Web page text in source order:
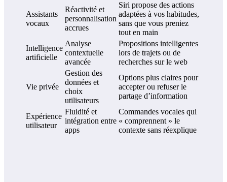
Assistants
vocaux
Réactivité et
personnalisation
accrues
Siri propose des actions
adaptées à vos habitudes,
sans que vous preniez
tout en main
Intelligence
artificielle
Analyse
contextuelle
avancée
Propositions intelligentes
lors de trajets ou de
recherches sur le web
Vie privée
Gestion des
données et
choix
utilisateurs
Options plus claires pour
accepter ou refuser le
partage d’information
Expérience
utilisateur
Fluidité et
intégration entre
apps
Commandes vocales qui
« comprennent » le
contexte sans réexplique